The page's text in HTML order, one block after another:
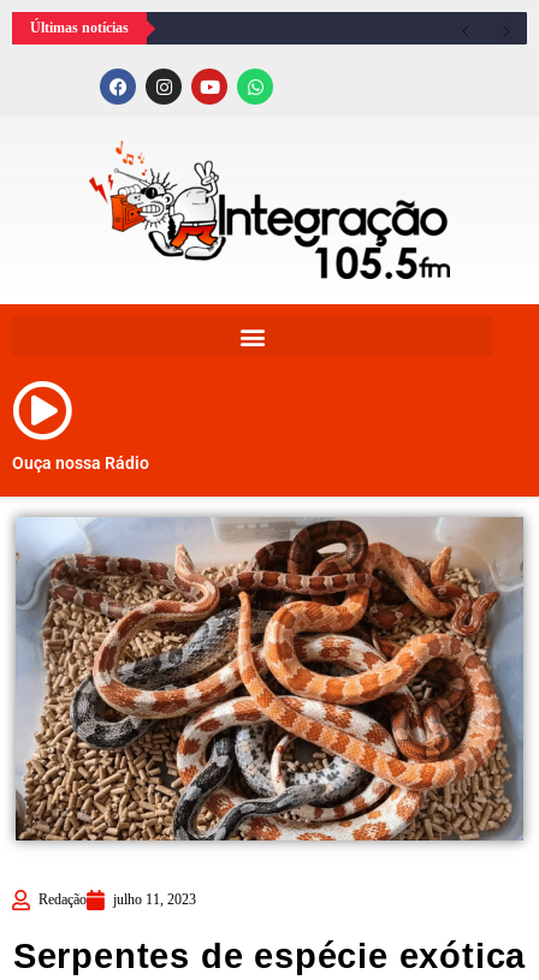
Últimas notícias
Ouça nossa Rádio
Redação julho 11, 2023
Serpentes de espécie exótica